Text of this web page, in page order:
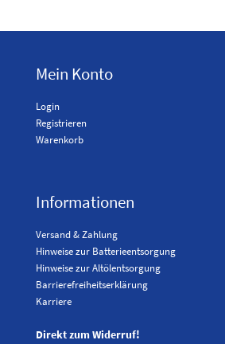
Mein Konto
Login
Registrieren
Warenkorb
Informationen
Versand & Zahlung
Hinweise zur Batterieentsorgung
Hinweise zur Altölentsorgung
Barrierefreiheitserklärung
Karriere
Direkt zum Widerruf!